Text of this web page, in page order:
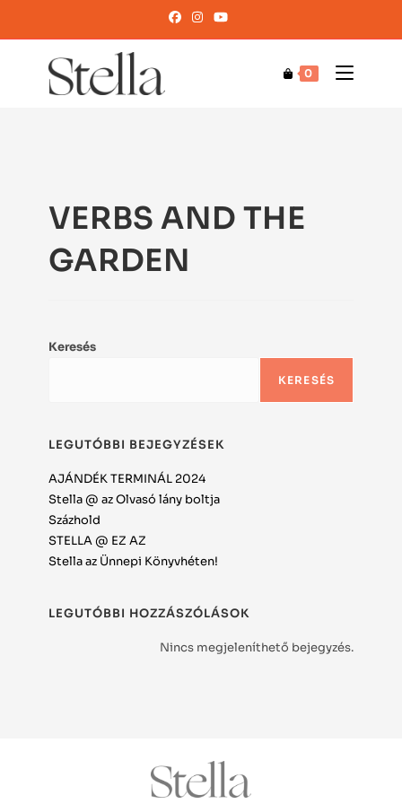
0
VERBS AND THE
GARDEN
Keresés
KERESÉS
LEGUTÓBBI BEJEGYZÉSEK
AJÁNDÉK TERMINÁL 2024
Stella @ az Olvasó lány boltja
Százhold
STELLA @ EZ AZ
Stella az Ünnepi Könyvhéten!
LEGUTÓBBI HOZZÁSZÓLÁSOK
Nincs megjeleníthető bejegyzés.